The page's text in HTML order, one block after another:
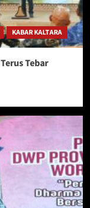
KABAR KALTARA
Tebar